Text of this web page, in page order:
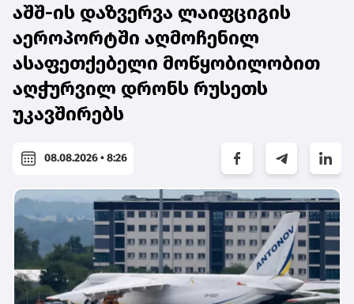
აშშ-ის დაზვერვა ლაიფციგის
აეროპორტში აღმოჩენილ
ასაფეთქებელი მოწყობილობით
აღჭურვილ დრონს რუსეთს
უკავშირებს
08.08.2026 • 8:26